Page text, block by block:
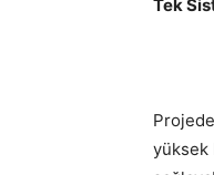
Tek
yüksek